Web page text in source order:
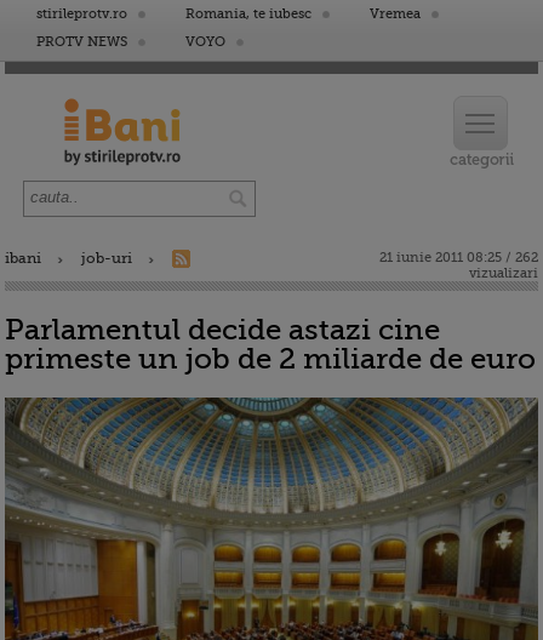
stirileprotv.ro Romania, te iubesc
Vremea
PROTV NEWS
VOYO
ibani job-uri
21 iunie 2011 08:25 / 262
vizualizari
Parlamentul decide astazi cine
primeste un job de 2 miliarde de euro